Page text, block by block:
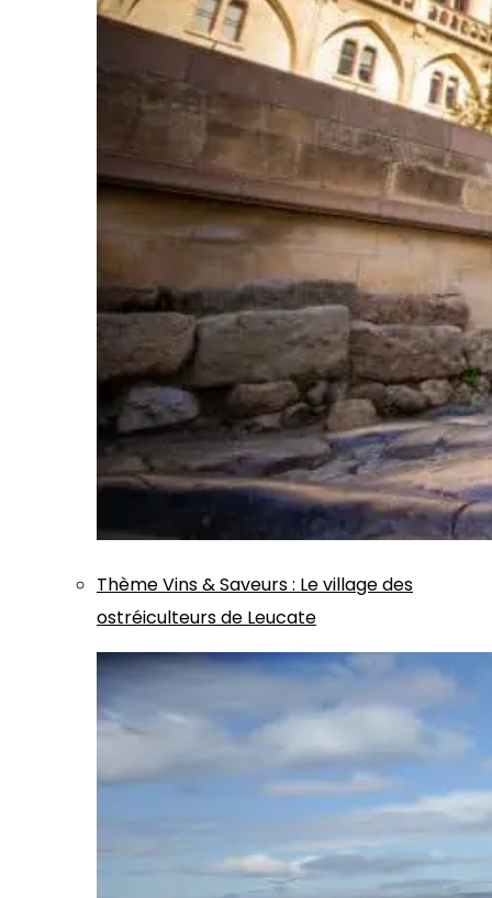
ThèmeVins & Saveurs: Le village des
ostréiculteurs de Leucate